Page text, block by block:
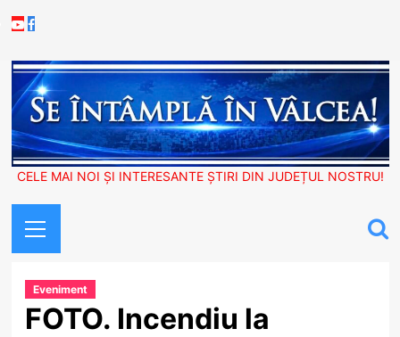
to
Youtube
Facebook
CELE MAI NOI ȘI INTERESANTE ȘTIRI DIN JUDEȚUL NOSTRU!
Menu
Eveniment
FOTO. Incendiu la